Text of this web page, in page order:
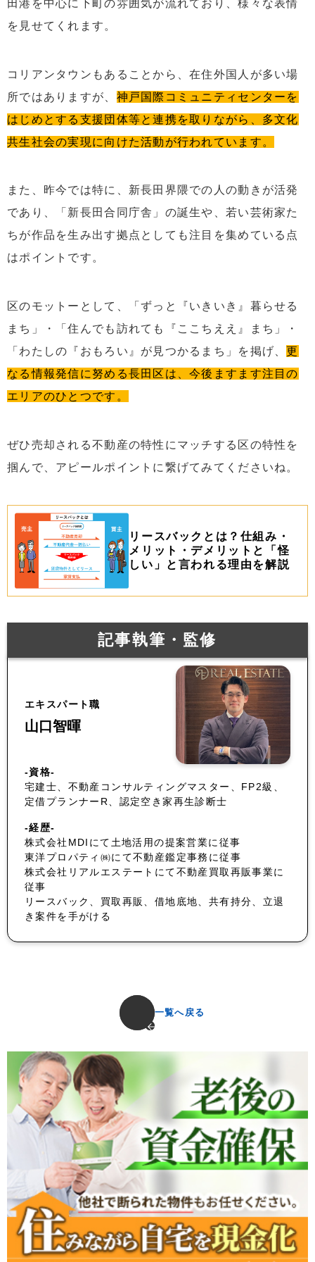
田港を中心に下町の雰囲気が流れており、様々な表情
を見せてくれます。
コリアンタウンもあることから、在住外国人が多い場
所ではありますが、 神戸国際コミュニティセンターを
はじめとする支援団体等と連携を取りながら、多文化
共生社会の実現に向けた活動が行われています。
また、昨今では特に、新長田界隈での人の動きが活発
であり、「新長田合同庁舎」の誕生や、若い芸術家た
ちが作品を生み出す拠点としても注目を集めている点
はポイントです。
区のモットーとして、「ずっと『いきいき』暮らせる
まち」・「住んでも訪れても『ここちええ』まち」・
「わたしの『おもろい』が見つかるまち」を掲げ、更
なる情報発信に努める長田区は、今後ますます注目の
エリアのひとつです。
ぜひ売却される不動産の特性にマッチする区の特性を
掴んで、アピールポイントに繋げてみてくださいね。
リースバックとは？仕組み・
メリット・デメリットと「怪
しい」と言われる理由を解説
記事執筆・監修
エキスパート職
山口智暉
-資格-
宅建士、不動産コンサルティングマスター、FP2級、
定借プランナーR、認定空き家再生診断士
-経歴-
株式会社MDIにて土地活用の提案営業に従事
東洋プロパティ㈱にて不動産鑑定事務に従事
株式会社リアルエステートにて不動産買取再販事業に
従事
リースバック、買取再販、借地底地、共有持分、立退
き案件を手がける
一覧へ戻る